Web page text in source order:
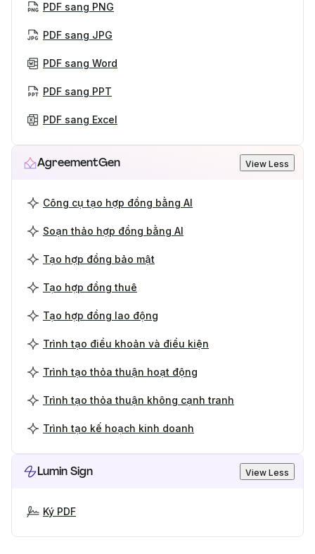
PDF sang PNG
PDF sang JPG
PDF sang Word
PDF sang PPT
PDF sang Excel
AgreementGen View Less
Công cụ tạo hợp đồng bằng AI
Soạn thảo hợp đồng bằng AI
Tạo hợp đồng bảo mật
Tạo hợp đồng thuê
Tạo hợp đồng lao động
Trình tạo điều khoản và điều kiện
Trình tạo thỏa thuận hoạt động
Trình tạo thỏa thuận không cạnh tranh
Trình tạo kế hoạch kinh doanh
Lumin Sign View Less
Ký PDF